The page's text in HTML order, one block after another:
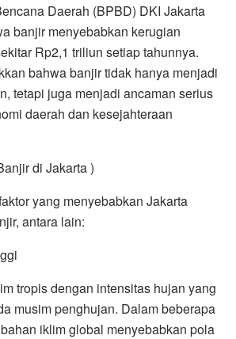
Daerah (BPBD) DKI Jakarta
banjir menyebabkan kerugian
Rp2,1 triliun setiap tahunnya.
bahwa banjir tidak hanya menjadi
tetapi juga menjadi ancaman serius
daerah dan kesejahteraan
di Jakarta )
yang menyebabkan Jakarta
antara lain:
tropis dengan intensitas hujan yang
musim penghujan. Dalam beberapa
iklim global menyebabkan pola